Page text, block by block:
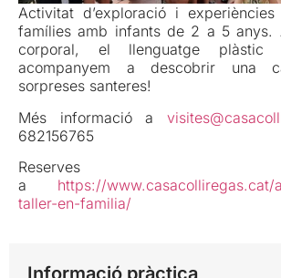
Activitat d’exploració i
famílies amb infants de 2 a 5 anys.
corporal, el llenguatge
acompanyem a descobrir una
sorpreses santeres!
Més informació a
682156765
Reserves
a https://www.casacolliregas.cat/
taller-en-familia/